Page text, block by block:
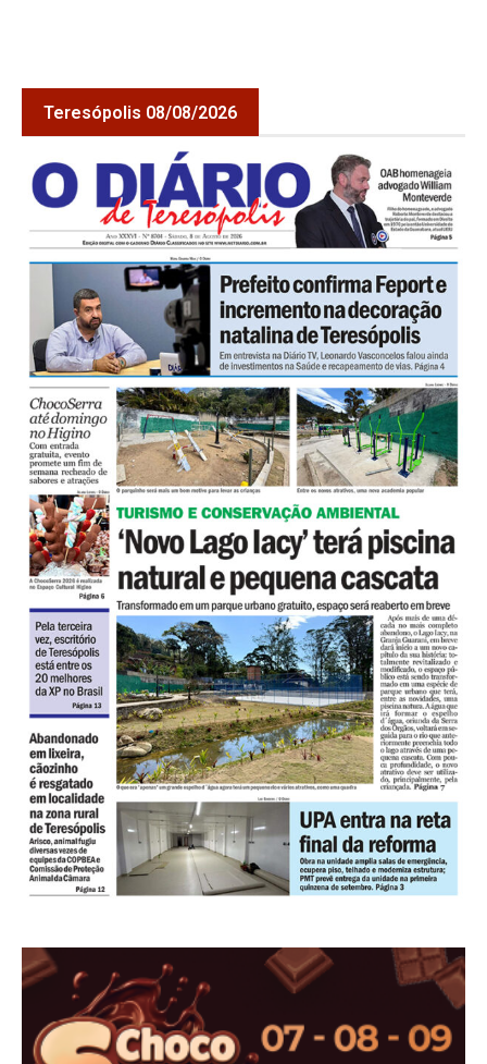
Teresópolis 08/08/2026